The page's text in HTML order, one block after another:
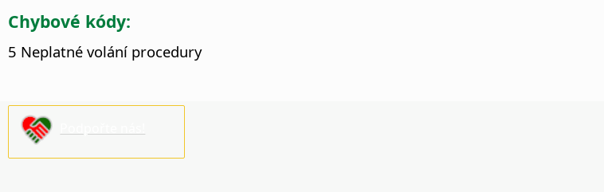
Chybové kódy:
5 Neplatné volání procedury